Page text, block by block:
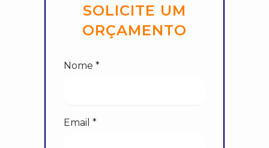
SOLICITE UM
ORÇAMENTO
Nome *
Email *